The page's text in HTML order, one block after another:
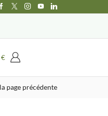
€
page précédente